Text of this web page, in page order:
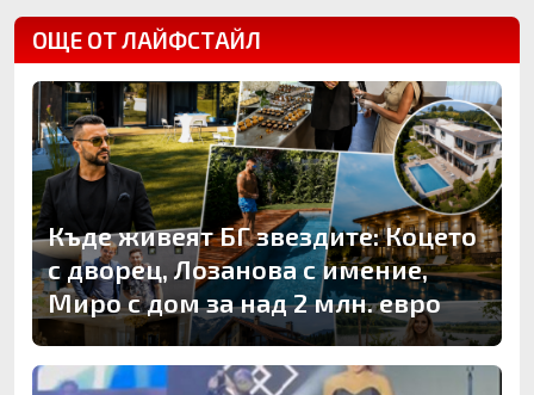
ОЩЕ ОТ ЛАЙФСТАЙЛ
Къде живеят БГ звездите: Коцето
с дворец, Лозанова с имение,
Миро с дом за над 2 млн. евро